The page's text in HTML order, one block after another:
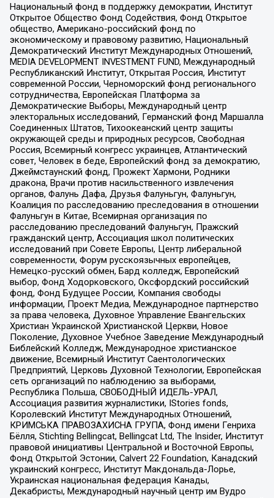
Национальный фонд в поддержку демократии, Институт
Открытое Общество Фонд Содействия, Фонд Открытое
общество, Американо-российский фонд по
экономическому и правовому развитию, Национальный
Демократический Институт Международных Отношений,
MEDIA DEVELOPMENT INVESTMENT FUND, Международный
Республиканский Институт, Открытая Россия, Институт
современной России, Черноморский фонд регионального
сотрудничества, Европейская Платформа за
Демократические Выборы, Международный центр
электоральных исследований, Германский фонд Маршалла
Соединенных Штатов, Тихоокеанский центр защиты
окружающей среды и природных ресурсов, Свободная
Россия, Всемирный конгресс украинцев, Атлантический
совет, Человек в беде, Европейский фонд за демократию,
Джеймстаунский фонд, Прожект Хармони, Родники
дракона, Врачи против насильственного извлечения
органов, Фалунь Дафа, Друзья Фалуньгун, Фалуньгун,
Коалиция по расследованию преследования в отношении
Фалуньгун в Китае, Всемирная организация по
расследованию преследований Фалуньгун, Пражский
гражданский центр, Ассоциация школ политических
исследований при Совете Европы, Центр либеральной
современности, Форум русскоязычных европейцев,
Немецко-русский обмен, Бард колледж, Европейский
выбор, Фонд Ходорковского, Оксфордский российский
фонд, Фонд Будущее России, Компания свободы
информации, Проект Медиа, Международное партнерство
за права человека, Духовное Управление Евангельских
Христиан Украинской Христианской Церкви, Новое
Поколение, Духовное Учебное Заведение Международный
Библейский Колледж, Международное христианское
движение, Всемирный Институт Саентологических
Предприятий, Церковь Духовной Технологии, Европейская
сеть организаций по наблюдению за выборами,
Республика Польша, СВОБОДНЫЙ ИДЕЛЬ-УРАЛ,
Ассоциация развития журналистики, IStories fonds,
Королевский Институт Международных Отношений,
КРИМСЬКА ПРАВОЗАХИСНА ГРУПА, Фонд имени Генриха
Бёлля, Stichting Bellingcat, Bellingcat Ltd, The Insider, Институт
правовой инициативы Центральной и Восточной Европы,
Фонд Открытой Эстонии, Calvert 22 Foundation, Канадский
украинский конгресс, Институт Макдональда-Лорье,
Украинская национальная федерация Канады,
Декабристы, Международный научный центр им Вудро